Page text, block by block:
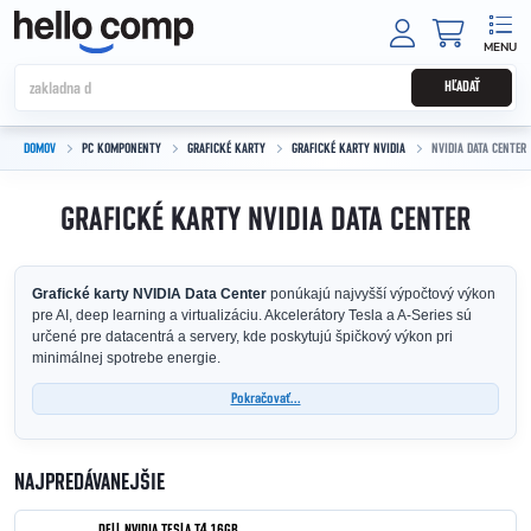
Prejsť na obsah
HĽADAŤ
DOMOV PC KOMPONENTY GRAFICKÉ KARTY GRAFICKÉ KARTY NVIDIA NVIDIA DATA CENTER
GRAFICKÉ KARTY NVIDIA DATA CENTER
Grafické karty NVIDIA Data Center ponúkajú najvyšší výpočtový výkon
pre AI, deep learning a virtualizáciu. Akcelerátory Tesla a A-Series sú
určené pre datacentrá a servery, kde poskytujú špičkový výkon pri
minimálnej spotrebe energie.
Pokračovať...
NAJPREDÁVANEJŠIE